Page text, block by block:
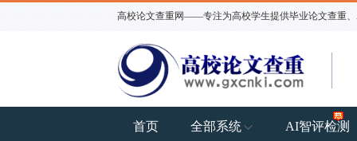
高校论文查重网——专注为高校学生提供毕业论文查重
首页 全部系统 AI智评检测